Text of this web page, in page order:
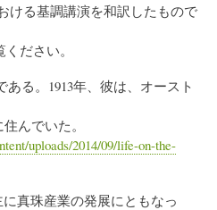
ける基調講演を和訳したもので
ください。
る。1913年、彼は、オースト
んでいた。
uploads/2014/09/life-on-the-
真珠産業の発展にともなっ